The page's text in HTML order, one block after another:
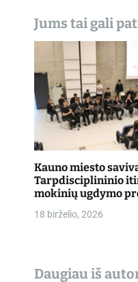
t
a
r
p
r
a
š
ų
Jums tai gali
Kauno miesto
Tarpdisciplininio
mokinių ugdymo
šventė
18 birželio, 2026
Daugiau iš